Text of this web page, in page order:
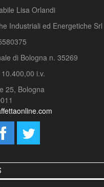
Lisa Orlandi
Industriali ed Energetiche Srl
di Bologna n. 35269
i.v.
25, Bologna